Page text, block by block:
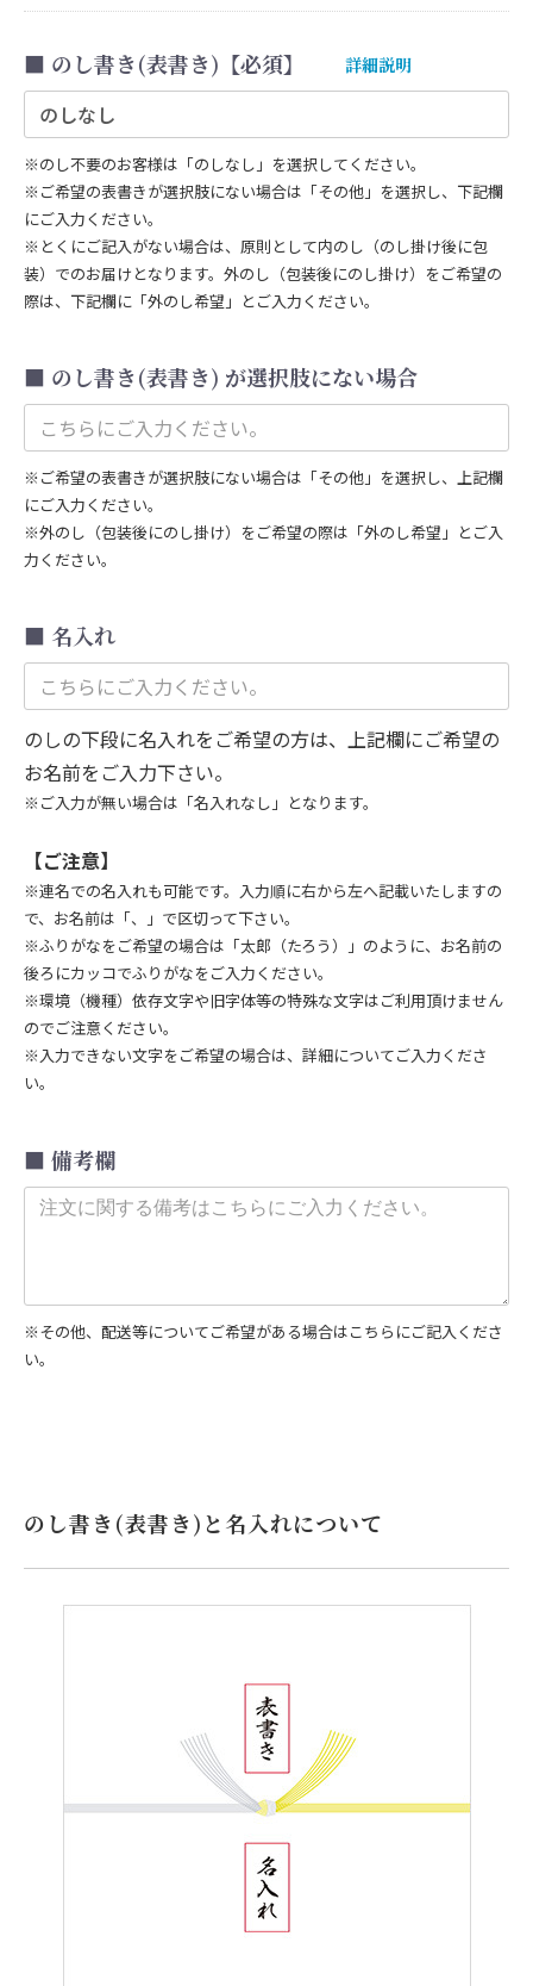
のし書き(表書き)【必須】 詳細説明
※のし不要のお客様は「のしなし」を選択してください。
※ご希望の表書きが選択肢にない場合は「その他」を選択し、下記欄
にご入力ください。
※とくにご記入がない場合は、原則として内のし（のし掛け後に包
装）でのお届けとなります。外のし（包装後にのし掛け）をご希望の
際は、下記欄に「外のし希望」とご入力ください。
のし書き(表書き) が選択肢にない場合
※ご希望の表書きが選択肢にない場合は「その他」を選択し、上記欄
にご入力ください。
※外のし（包装後にのし掛け）をご希望の際は「外のし希望」とご入
力ください。
名入れ
のしの下段に名入れをご希望の方は、上記欄にご希望の
お名前をご入力下さい。
※ご入力が無い場合は「名入れなし」となります。
【ご注意】
※連名での名入れも可能です。入力順に右から左へ記載いたしますの
で、お名前は「、」で区切って下さい。
※ふりがなをご希望の場合は「太郎（たろう）」のように、お名前の
後ろにカッコでふりがなをご入力ください。
※環境（機種）依存文字や旧字体等の特殊な文字はご利用頂けません
のでご注意ください。
※入力できない文字をご希望の場合は、詳細についてご入力くださ
い。
備考欄
※その他、配送等についてご希望がある場合はこちらにご記入くださ
い。
のし書き(表書き)と名入れについて